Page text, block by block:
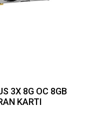
3X 8G OC 8GB
KARTI